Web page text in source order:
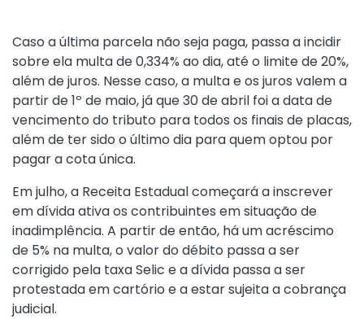
Caso a última parcela não seja paga, passa a incidir
sobre ela multa de 0,334% ao dia, até o limite de 20%,
além de juros. Nesse caso, a multa e os juros valem a
partir de 1º de maio, já que 30 de abril foi a data de
vencimento do tributo para todos os finais de placas,
além de ter sido o último dia para quem optou por
pagar a cota única.
Em julho, a Receita Estadual começará a inscrever
em dívida ativa os contribuintes em situação de
inadimplência. A partir de então, há um acréscimo
de 5% na multa, o valor do débito passa a ser
corrigido pela taxa Selic e a dívida passa a ser
protestada em cartório e a estar sujeita a cobrança
judicial.